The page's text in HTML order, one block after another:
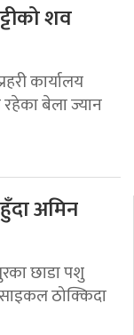
शव
कार्यालय
बेला ज्यान
अमिन
छाडा पशु
ठोक्किदा